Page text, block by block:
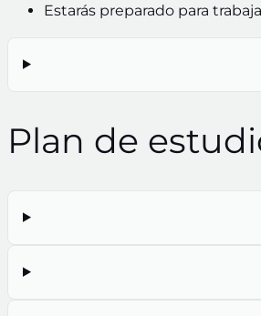
Estarás preparado para
Plan de